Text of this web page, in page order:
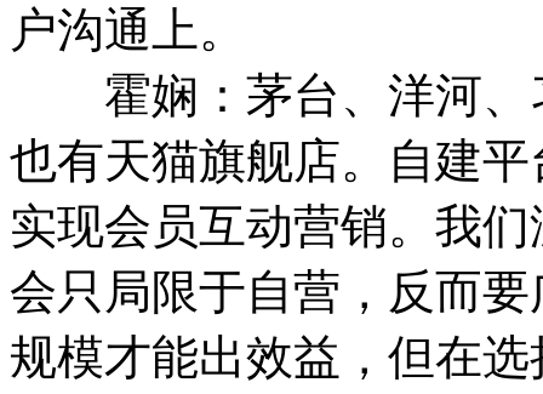
户沟通上。
霍娴：茅台、洋河、
也有天猫旗舰店。自建
实现会员互动营销。我
会只局限于自营，反而
规模才能出效益，但在